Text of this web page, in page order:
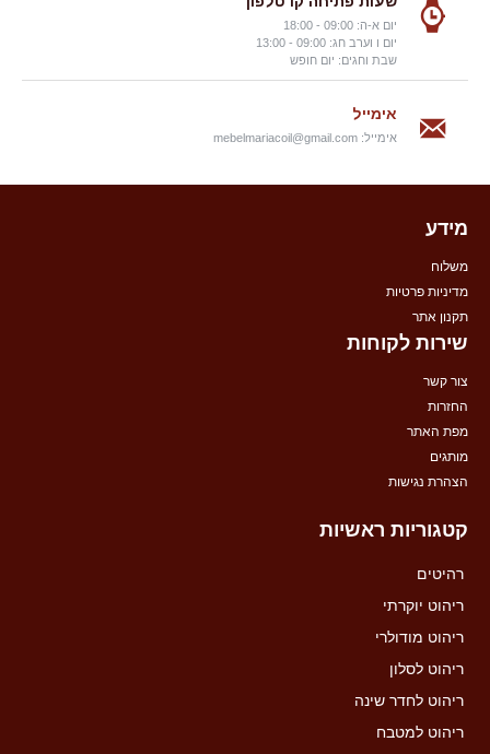
יום א-ה: 09:00 - 18:00
יום ו וערב חג: 09:00 - 13:00
שבת וחגים: יום חופש
אימייל
אימייל: mebelmariacoil@gmail.com
מידע
משלוח
מדיניות פרטיות
תקנון אתר
שירות לקוחות
צור קשר
החזרות
מפת האתר
מותגים
הצהרת נגישות
קטגוריות ראשיות
רהיטים
ריהוט יוקרתי
ריהוט מודולרי
ריהוט לסלון
ריהוט לחדר שינה
ריהוט למטבח